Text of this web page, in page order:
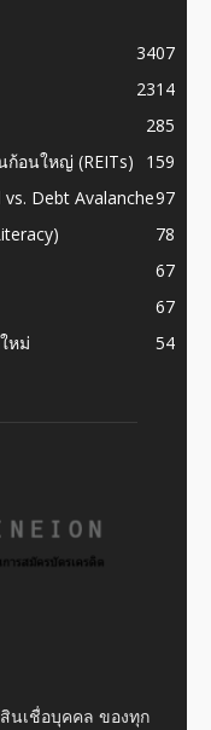
3407
2314
285
อนใหญ่ (REITs)
159
Debt Avalanche97
78
67
67
หม่
54
นเชื่อบุคคล ของทุก